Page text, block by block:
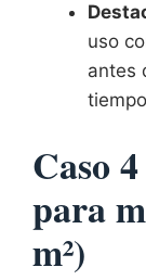
uso
antes
Caso
para
m²)